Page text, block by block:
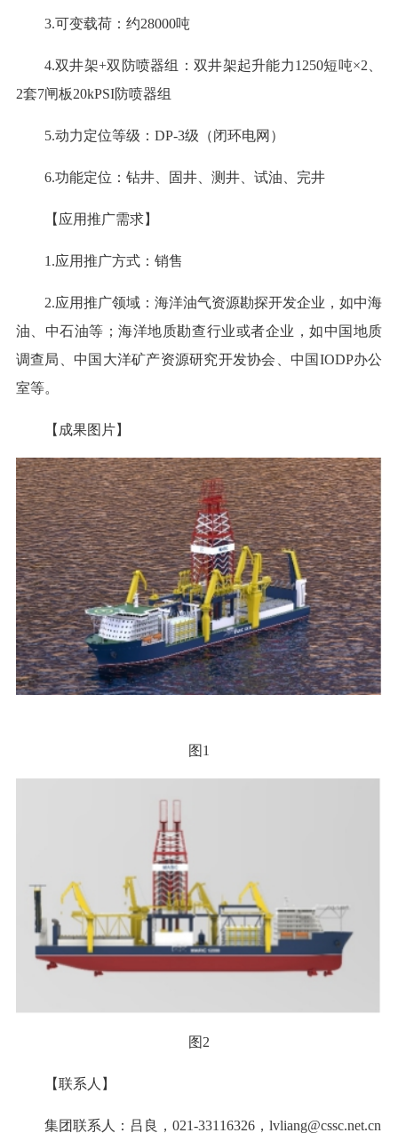
3.可变载荷：约28000吨
4.双井架+双防喷器组：双井架起升能力1250短吨×2、
2套7闸板20kPSI防喷器组
5.动力定位等级：DP-3级（闭环电网）
6.功能定位：钻井、固井、测井、试油、完井
【应用推广需求】
1.应用推广方式：销售
2.应用推广领域：海洋油气资源勘探开发企业，如中海
油、中石油等；海洋地质勘查行业或者企业，如中国地质
调查局、中国大洋矿产资源研究开发协会、中国IODP办公
室等。
【成果图片】
图1
图2
【联系人】
集团联系人：吕良，021-33116326，lvliang@cssc.net.cn